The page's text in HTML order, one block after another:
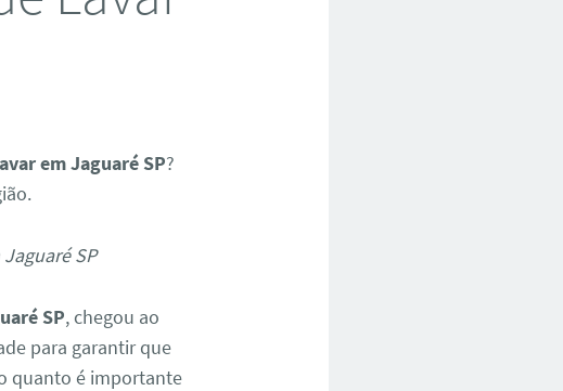
em Jaguaré SP?
SP, chegou ao
para garantir que
quanto é importante